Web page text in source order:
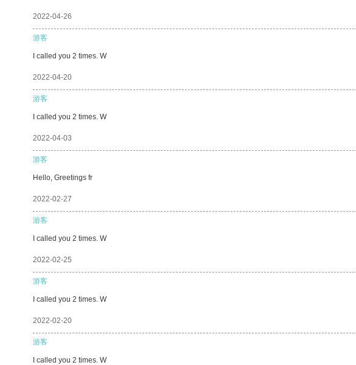
2022-04-26
游客
I called you 2 times. W
2022-04-20
游客
I called you 2 times. W
2022-04-03
游客
Hello, Greetings fr
2022-02-27
游客
I called you 2 times. W
2022-02-25
游客
I called you 2 times. W
2022-02-20
游客
I called you 2 times. W